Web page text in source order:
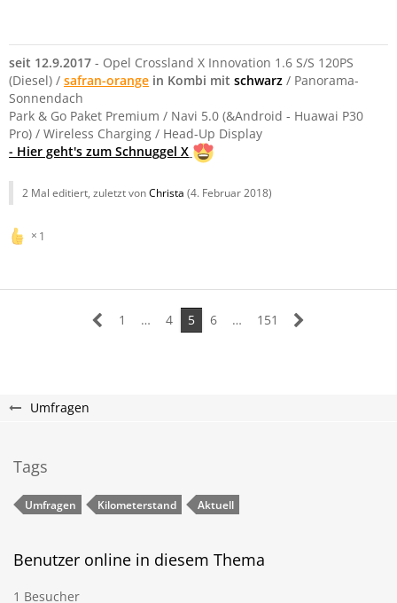
seit 12.9.2017 - Opel Crossland X Innovation 1.6 S/S 120PS
(Diesel) / safran-orange in Kombi mit schwarz / Panorama-
Sonnendach
Park & Go Paket Premium / Navi 5.0 (&Android - Huawai P30
Pro) / Wireless Charging / Head-Up Display
- Hier geht's zum Schnuggel X
2 Mal editiert, zuletzt vonChrista (4. Februar 2018)
1
1 … 4 5 6 … 151
Umfragen
Tags
Umfragen Kilometerstand Aktuell
Benutzer online in diesem Thema
1 Besucher